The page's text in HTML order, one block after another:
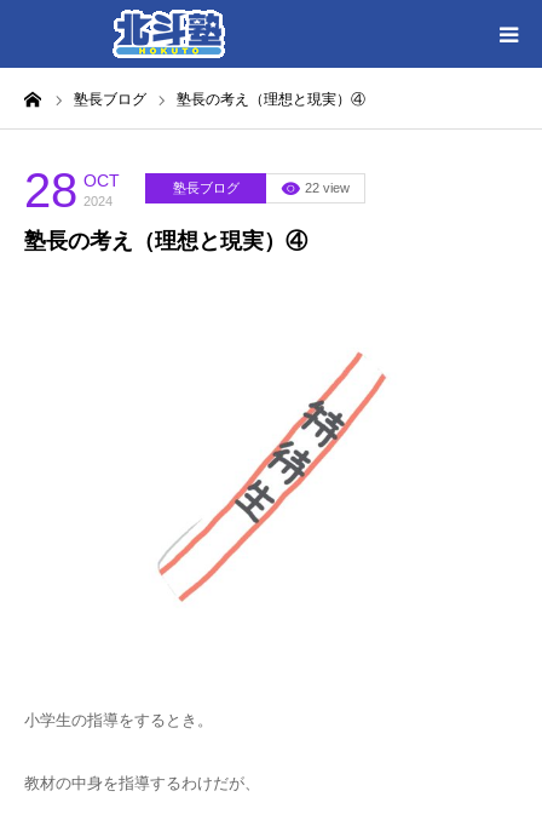
塾長ブログ 塾長の考え（理想と現実）④
28 OCT
2024
塾長ブログ 22 view
塾長の考え（理想と現実）④
小学生の指導をするとき。
教材の中身を指導するわけだが、
HOME
各教室別に記事を見る
北斗塾／教室一覧